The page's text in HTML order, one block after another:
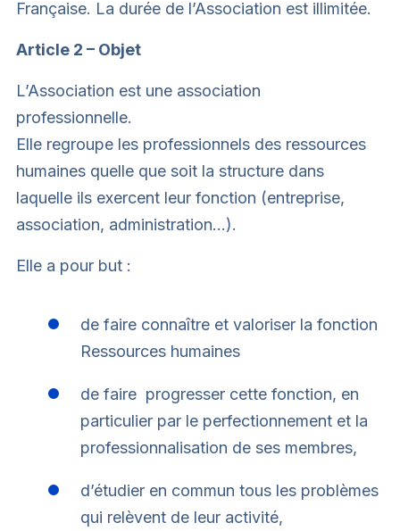
Française. La durée de l’Association est illimitée.
Article 2 – Objet
L’Association est une association
professionnelle.
Elle regroupe les professionnels des ressources
humaines quelle que soit la structure dans
laquelle ils exercent leur fonction (entreprise,
association, administration…).
Elle a pour but :
de faire connaître et valoriser la fonction
Ressources humaines
de faire progresser cette fonction, en
particulier par le perfectionnement et la
professionnalisation de ses membres,
d’étudier en commun tous les problèmes
qui relèvent de leur activité,